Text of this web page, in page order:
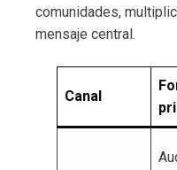
comunidades,
mensaje central.
Canal